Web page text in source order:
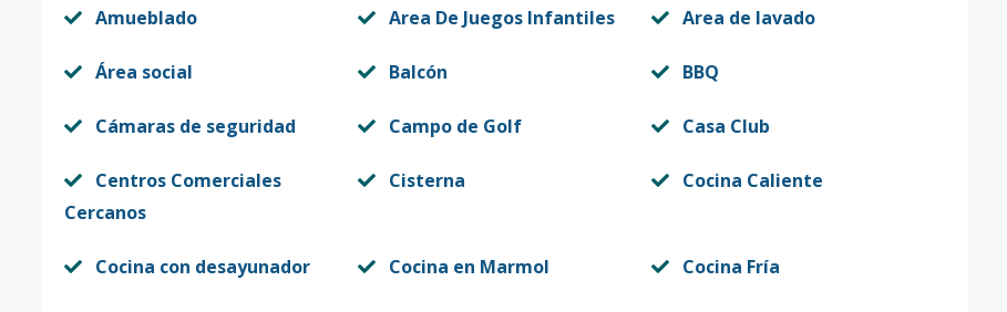
Amueblado Area De Juegos Infantiles Area de lavado
Área social Balcón BBQ
Cámaras de seguridad Campo de Golf Casa Club
Centros Comerciales
Cercanos
Cisterna Cocina Caliente
Cocina con desayunador Cocina en Marmol Cocina Fría